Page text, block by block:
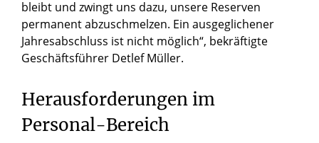
bleibt und zwingt uns dazu, unsere Reserven
permanent abzuschmelzen. Ein ausgeglichener
Jahresabschluss ist nicht möglich“, bekräftigte
Geschäftsführer Detlef Müller.
Herausforderungen im
Personal-Bereich